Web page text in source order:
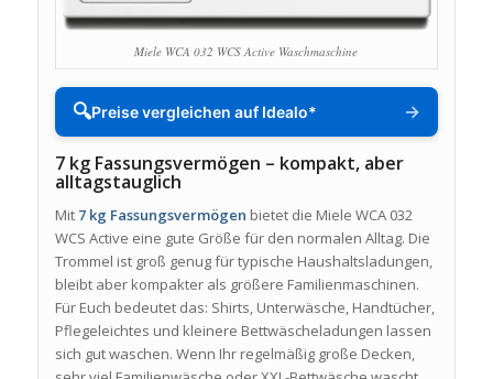
Miele WCA 032 WCS Active Waschmaschine
🔍Preise vergleichen auf Idealo* →
7 kg Fassungsvermögen – kompakt, aber
alltagstauglich
Mit 7 kg Fassungsvermögen bietet die Miele WCA 032
WCS Active eine gute Größe für den normalen Alltag. Die
Trommel ist groß genug für typische Haushaltsladungen,
bleibt aber kompakter als größere Familienmaschinen.
Für Euch bedeutet das: Shirts, Unterwäsche, Handtücher,
Pflegeleichtes und kleinere Bettwäscheladungen lassen
sich gut waschen. Wenn Ihr regelmäßig große Decken,